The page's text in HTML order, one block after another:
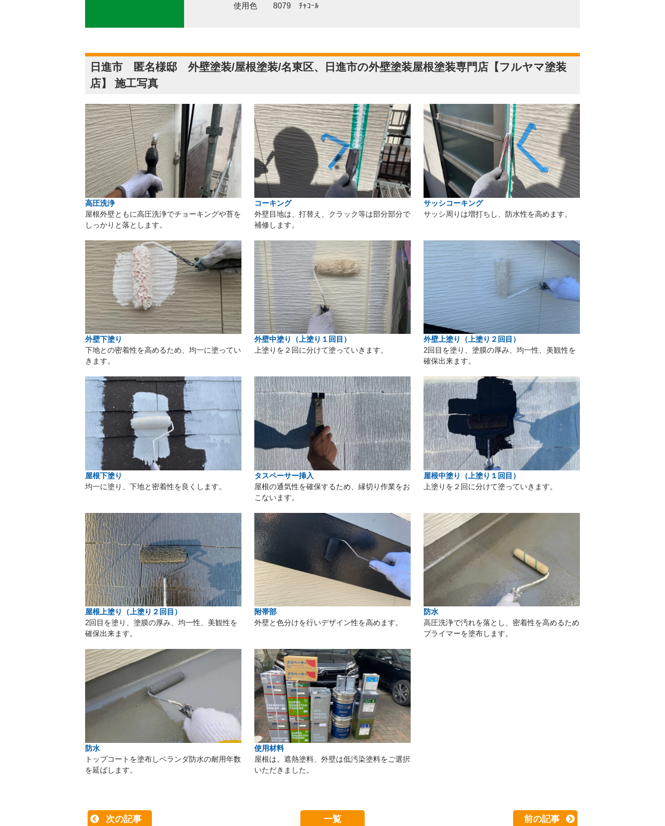
使用色 8079 ﾁｬｺｰﾙ
日進市 匿名様邸 外壁塗装/屋根塗装/名東区、日進市の外壁塗装屋根塗装専門店【フルヤマ塗装
店】 施工写真
高圧洗浄
屋根外壁ともに高圧洗浄でチョーキングや苔を
しっかりと落とします。
コーキング
外壁目地は、打替え、クラック等は部分部分で
補修します。
サッシコーキング
サッシ周りは増打ちし、防水性を高めます。
外壁下塗り
下地との密着性を高めるため、均一に塗ってい
きます。
外壁中塗り（上塗り１回目）
上塗りを２回に分けて塗っていきます。
外壁上塗り（上塗り２回目）
2回目を塗り、塗膜の厚み、均一性、美観性を
確保出来ます。
屋根下塗り
均一に塗り、下地と密着性を良くします。
タスペーサー挿入
屋根の通気性を確保するため、縁切り作業をお
こないます。
屋根中塗り（上塗り１回目）
上塗りを２回に分けて塗っていきます。
屋根上塗り（上塗り２回目）
2回目を塗り、塗膜の厚み、均一性、美観性を
確保出来ます。
附帯部
外壁と色分けを行いデザイン性を高めます。
防水
高圧洗浄で汚れを落とし、密着性を高めるため
プライマーを塗布します。
防水
トップコートを塗布しベランダ防水の耐用年数
を延ばします。
使用材料
屋根は、遮熱塗料、外壁は低汚染塗料をご選択
いただきました。
次の記事 一覧 前の記事